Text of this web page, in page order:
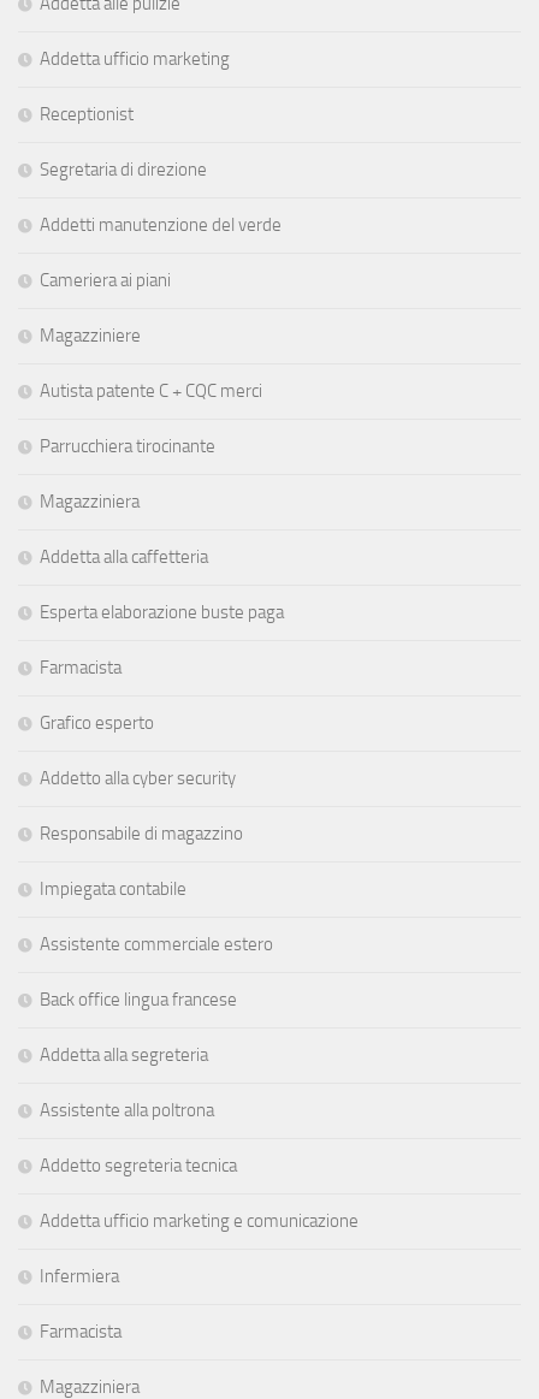
Addetta ufficio marketing
Receptionist
Segretaria di direzione
Addetti manutenzione del verde
Cameriera ai piani
Magazziniere
Autista patente C + CQC merci
Parrucchiera tirocinante
Magazziniera
Addetta alla caffetteria
Esperta elaborazione buste paga
Farmacista
Grafico esperto
Addetto alla cyber security
Responsabile di magazzino
Impiegata contabile
Assistente commerciale estero
Back office lingua francese
Addetta alla segreteria
Assistente alla poltrona
Addetto segreteria tecnica
Addetta ufficio marketing e comunicazione
Infermiera
Farmacista
Magazziniera